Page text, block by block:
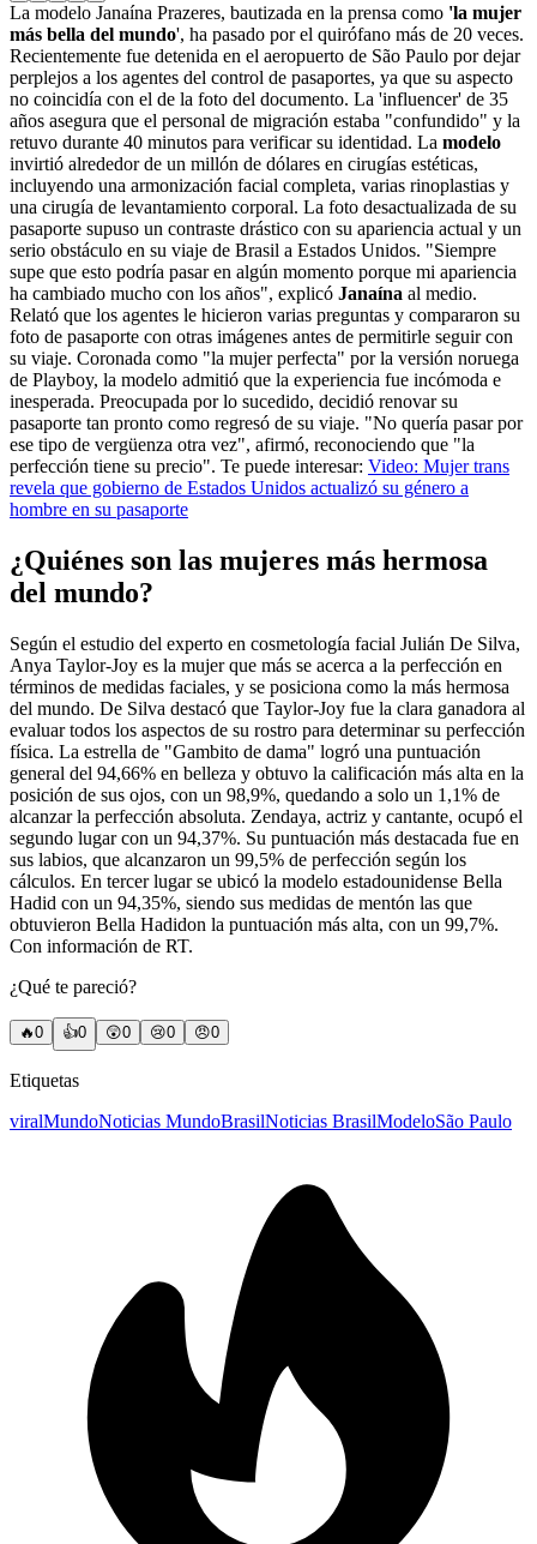
La modelo Janaína Prazeres, bautizada en la prensa como 'la mujer
más bella del mundo', ha pasado por el quirófano más de 20 veces.
Recientemente fue detenida en el aeropuerto de São Paulo por dejar
perplejos a los agentes del control de pasaportes, ya que su aspecto
no coincidía con el de la foto del documento. La 'influencer' de 35
años asegura que el personal de migración estaba "confundido" y la
retuvo durante 40 minutos para verificar su identidad. La modelo
invirtió alrededor de un millón de dólares en cirugías estéticas,
incluyendo una armonización facial completa, varias rinoplastias y
una cirugía de levantamiento corporal. La foto desactualizada de su
pasaporte supuso un contraste drástico con su apariencia actual y un
serio obstáculo en su viaje de Brasil a Estados Unidos. "Siempre
supe que esto podría pasar en algún momento porque mi apariencia
ha cambiado mucho con los años", explicó Janaína al medio.
Relató que los agentes le hicieron varias preguntas y compararon su
foto de pasaporte con otras imágenes antes de permitirle seguir con
su viaje. Coronada como "la mujer perfecta" por la versión noruega
de Playboy, la modelo admitió que la experiencia fue incómoda e
inesperada. Preocupada por lo sucedido, decidió renovar su
pasaporte tan pronto como regresó de su viaje. "No quería pasar por
ese tipo de vergüenza otra vez", afirmó, reconociendo que "la
perfección tiene su precio". Te puede interesar: Video: Mujer trans
revela que gobierno de Estados Unidos actualizó su género a
hombre en su pasaporte
¿Quiénes son las mujeres más hermosa
del mundo?
Según el estudio del experto en cosmetología facial Julián De Silva,
Anya Taylor-Joy es la mujer que más se acerca a la perfección en
términos de medidas faciales, y se posiciona como la más hermosa
del mundo. De Silva destacó que Taylor-Joy fue la clara ganadora al
evaluar todos los aspectos de su rostro para determinar su perfección
física. La estrella de "Gambito de dama" logró una puntuación
general del 94,66% en belleza y obtuvo la calificación más alta en la
posición de sus ojos, con un 98,9%, quedando a solo un 1,1% de
alcanzar la perfección absoluta. Zendaya, actriz y cantante, ocupó el
segundo lugar con un 94,37%. Su puntuación más destacada fue en
sus labios, que alcanzaron un 99,5% de perfección según los
cálculos. En tercer lugar se ubicó la modelo estadounidense Bella
Hadid con un 94,35%, siendo sus medidas de mentón las que
obtuvieron Bella Hadidon la puntuación más alta, con un 99,7%.
Con información de RT.
¿Qué te pareció?
🔥0 👍0 😲0 😢0 😠0
Etiquetas
viralMundoNoticias MundoBrasilNoticias BrasilModeloSão Paulo